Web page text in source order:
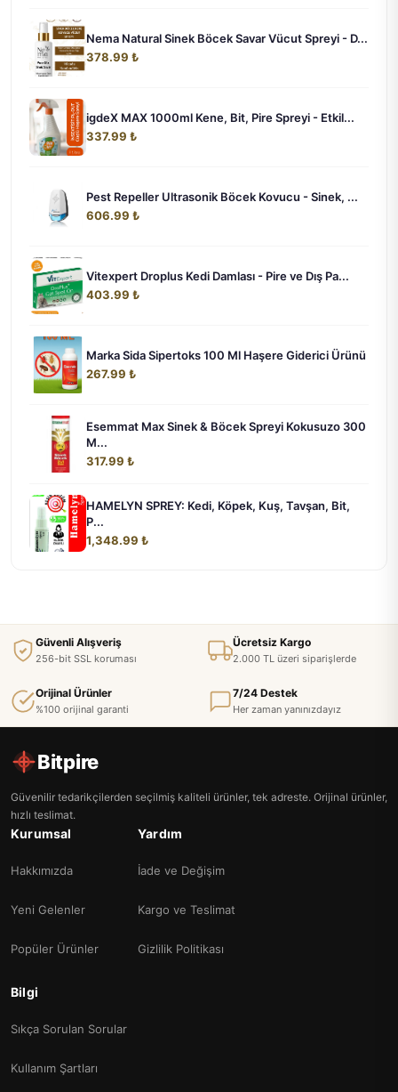
Nema Natural Sinek Böcek Savar Vücut Spreyi - D...
378.99 ₺
igdeX MAX 1000ml Kene, Bit, Pire Spreyi - Etkil...
337.99 ₺
Pest Repeller Ultrasonik Böcek Kovucu - Sinek, ...
606.99 ₺
Vitexpert Droplus Kedi Damlası - Pire ve Dış Pa...
403.99 ₺
Marka Sida Sipertoks 100 Ml Haşere Giderici Ürünü
267.99 ₺
Esemmat Max Sinek & Böcek Spreyi Kokusuzo 300
M...
317.99 ₺
HAMELYN SPREY: Kedi, Köpek, Kuş, Tavşan, Bit,
P...
1,348.99 ₺
Güvenli Alışveriş
256-bit SSL koruması
Ücretsiz Kargo
2.000 TL üzeri siparişlerde
Orijinal Ürünler
%100 orijinal garanti
7/24 Destek
Her zaman yanınızdayız
Bitpire
Güvenilir tedarikçilerden seçilmiş kaliteli ürünler, tek adreste. Orijinal ürünler,
hızlı teslimat.
Kurumsal
Hakkımızda
Yeni Gelenler
Popüler Ürünler
Yardım
İade ve Değişim
Kargo ve Teslimat
Gizlilik Politikası
Bilgi
Sıkça Sorulan Sorular
Kullanım Şartları